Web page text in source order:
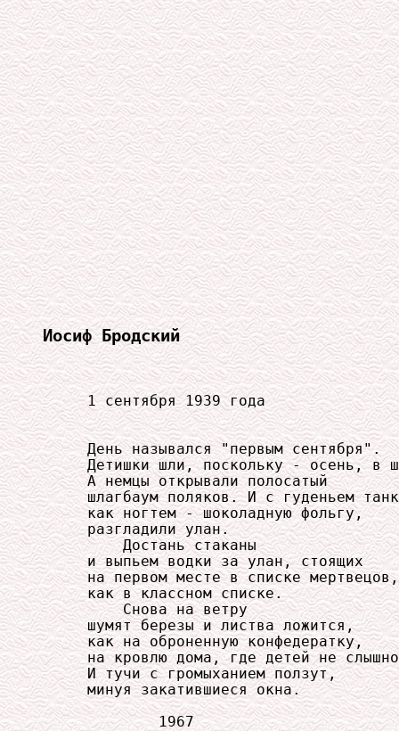
Иосиф Бродский
     1 сентября 1939 года
     День назывался "первым сентября".
Детишки шли, поскольку - осень, в
     А немцы открывали полосатый
шлагбаум поляков. И с гуденьем
     как ногтем - шоколадную фольгу,
     разгладили улан.
         Достань стаканы
     и выпьем водки за улан, стоящих
     на первом месте в списке мертвецов,
     как в классном списке.
         Снова на ветру
     шумят березы и листва ложится,
     как на оброненную конфедератку,
на кровлю дома, где детей не
     И тучи с громыханием ползут,
     минуя закатившиеся окна.
             1967